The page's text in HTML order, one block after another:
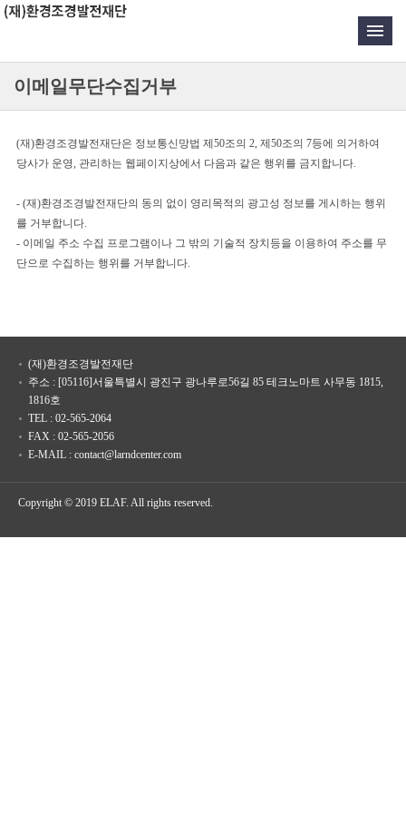
이메일무단수집거부
(재)환경조경발전재단은 정보통신망법 제50조의 2, 제50조의 7등에 의거하여
당사가 운영, 관리하는 웹페이지상에서 다음과 같은 행위를 금지합니다.
- (재)환경조경발전재단의 동의 없이 영리목적의 광고성 정보를 게시하는 행위
를 거부합니다.
- 이메일 주소 수집 프로그램이나 그 밖의 기술적 장치등을 이용하여 주소를 무
단으로 수집하는 행위를 거부합니다.
(재)환경조경발전재단
주소 : [05116]서울특별시 광진구 광나루로56길 85 테크노마트 사무동 1815,
1816호
TEL : 02-565-2064
FAX : 02-565-2056
E-MAIL : contact@larndcenter.com
Copyright © 2019 ELAF. All rights reserved.